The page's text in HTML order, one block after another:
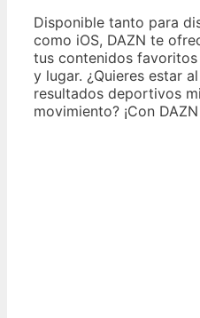
Disponible tanto para
como iOS, DAZN te
tus contenidos
y lugar. ¿Quieres estar
resultados deportivos
movimiento? ¡Con